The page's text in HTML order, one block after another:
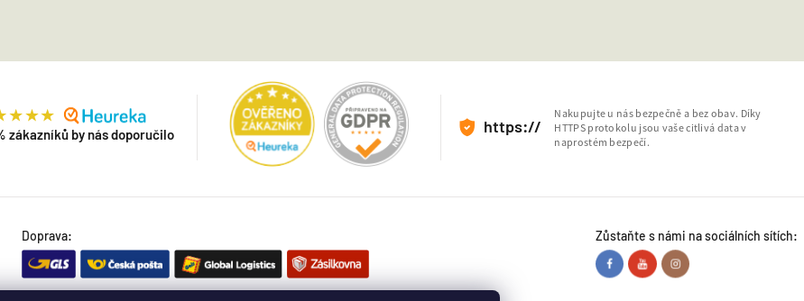
zákazníků by nás doporučilo https://
Nakupujte u nás bezpečně a bez obav. Díky
HTTPS protokolu jsou vaše citlivá data v
naprostém bezpečí.
Doprava: Zůstaňte s námi na sociálních sítích: